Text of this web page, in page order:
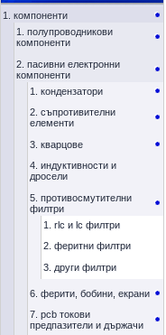
1. компоненти
1. полупроводникови
компоненти
2. пасивни електронни
компоненти
1. кондензатори
2. съпротивителни
елементи
3. кварцове
4. индуктивности и
дросели
5. противосмутителни
филтри
1. rlc и lc филтри
2. феритни филтри
3. други филтри
6. ферити, бобини, екрани
7. pcb токови
предпазители и държачи